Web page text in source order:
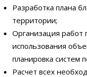
Разработка плана
территории;
Организация работ
использования
планировка систем
Расчет всех